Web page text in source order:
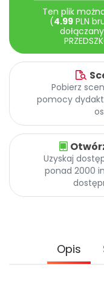
Ten plik
(4.99 PLN
Pobierz
pomocy
Uzyskaj
ponad 2000
Opis